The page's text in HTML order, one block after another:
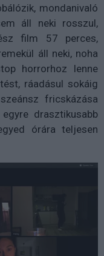
mondanivaló
áll neki rosszul,
film 57 perces,
áll neki, noha
horrorhoz lenne
ráadásul sokáig
fricskázása
drasztikusabb
órára teljesen